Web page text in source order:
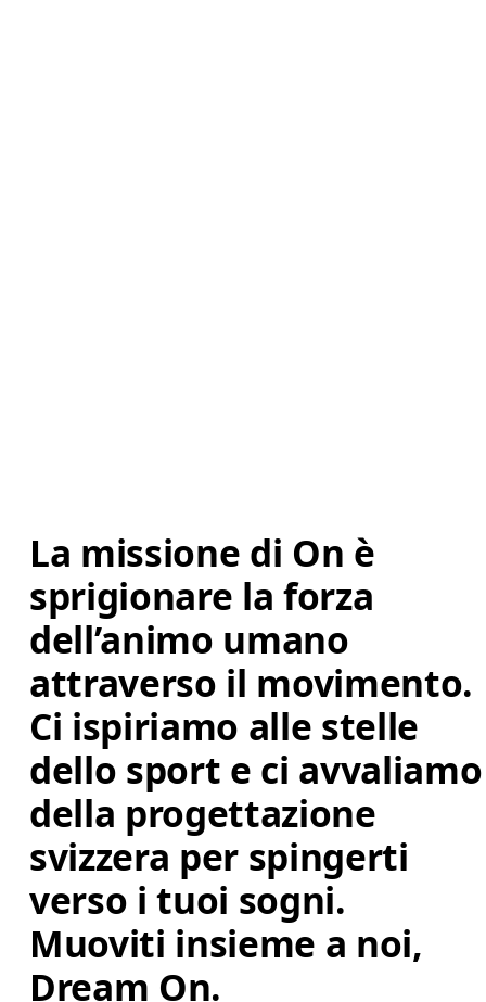
La missione di On è
sprigionare la forza
dell’animo umano
attraverso il movimento.
Ci ispiriamo alle stelle
dello sport e ci
della progettazione
svizzera per spingerti
verso i tuoi sogni.
Muoviti insieme a noi,
Dream On.